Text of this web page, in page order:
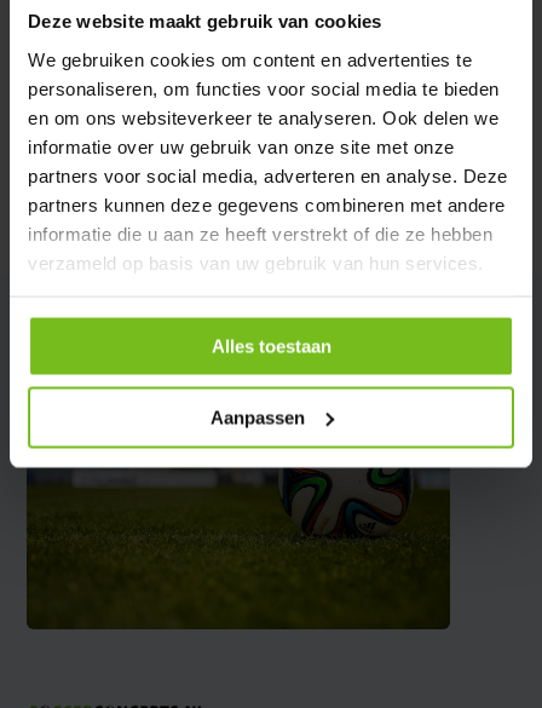
Deze website maakt gebruik van cookies
We gebruiken cookies om content en advertenties te
personaliseren, om functies voor social media te bieden
en om ons websiteverkeer te analyseren. Ook delen we
informatie over uw gebruik van onze site met onze
partners voor social media, adverteren en analyse. Deze
partners kunnen deze gegevens combineren met andere
informatie die u aan ze heeft verstrekt of die ze hebben
verzameld op basis van uw gebruik van hun services.
Alles toestaan
Aanpassen
Specificaties
Reviews
Delen